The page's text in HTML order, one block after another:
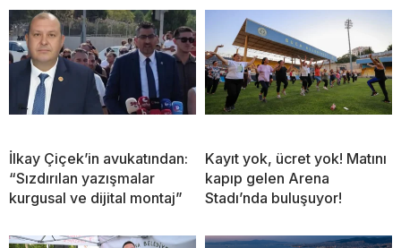
İlkay Çiçek’in avukatından:
“Sızdırılan yazışmalar
kurgusal ve dijital montaj”
Kayıt yok, ücret yok! Matını
kapıp gelen Arena
Stadı’nda buluşuyor!